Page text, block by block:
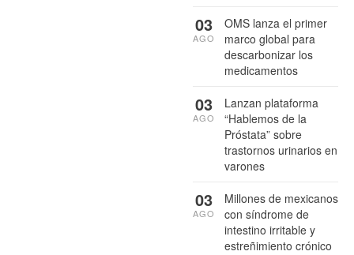
OMS lanza el primer
marco global para
descarbonizar los
medicamentos
03
AGO
Lanzan plataforma
“Hablemos de la
Próstata” sobre
trastornos urinarios en
varones
03
AGO
Millones de mexicanos
con síndrome de
intestino irritable y
estreñimiento crónico
03
AGO